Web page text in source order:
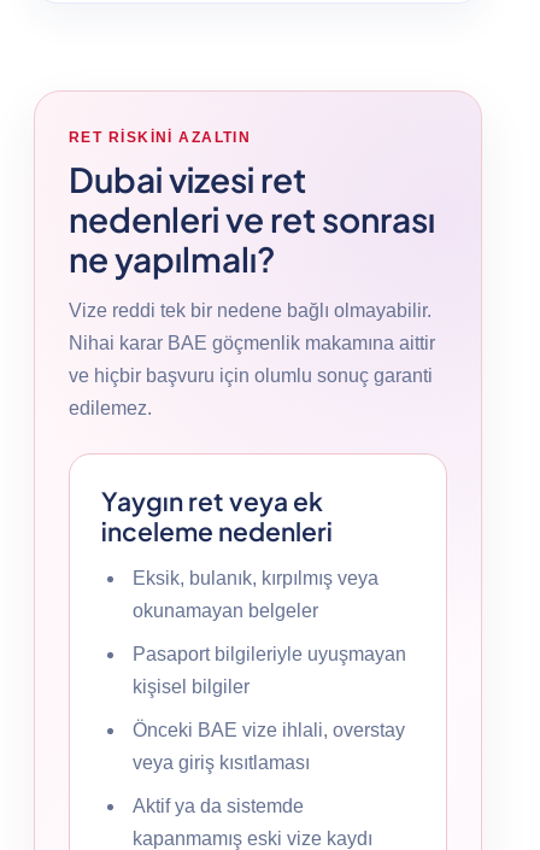
RET RISKINI AZALTIN
Dubai vizesi ret
nedenleri ve ret sonrası
ne yapılmalı?
Vize reddi tek bir nedene bağlı olmayabilir.
Nihai karar BAE göçmenlik makamına aittir
ve hiçbir başvuru için olumlu sonuç garanti
edilemez.
Yaygın ret veya ek
inceleme nedenleri
Eksik, bulanık, kırpılmış veya
okunamayan belgeler
Pasaport bilgileriyle uyuşmayan
kişisel bilgiler
Önceki BAE vize ihlali, overstay
veya giriş kısıtlaması
Aktif ya da sistemde
kapanmamış eski vize kaydı